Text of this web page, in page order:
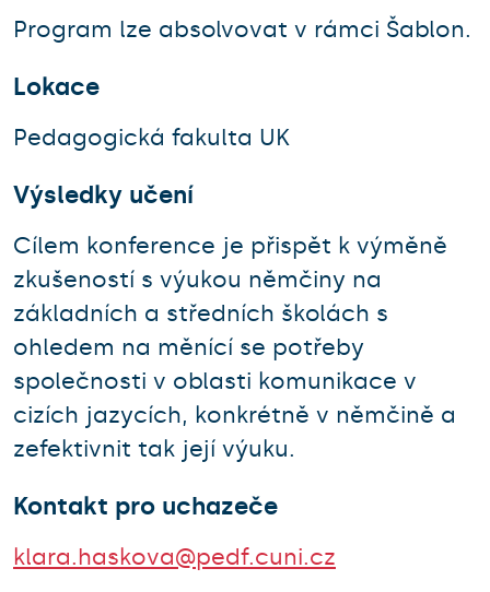
Program lze absolvovat v rámci Šablon.
Lokace
Pedagogická fakulta UK
Výsledky učení
Cílem konference je přispět k výměně
zkušeností s výukou němčiny na
základních a středních školách s
ohledem na měnící se potřeby
společnosti v oblasti komunikace v
cizích jazycích, konkrétně v němčině a
zefektivnit tak její výuku.
Kontakt pro uchazeče
klara.haskova@pedf.cuni.cz